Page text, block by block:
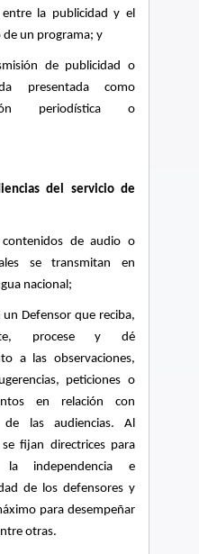
la publicidad y el
un programa; y
de publicidad o
presentada como
periodística o
del servicio de
de audio o
se transmitan en
nacional;
un Defensor que reciba,
procese y dé
a las observaciones,
peticiones o
en relación con
de las audiencias. Al
fijan directrices para
la independencia e
de los defensores y
para desempeñar
otras.